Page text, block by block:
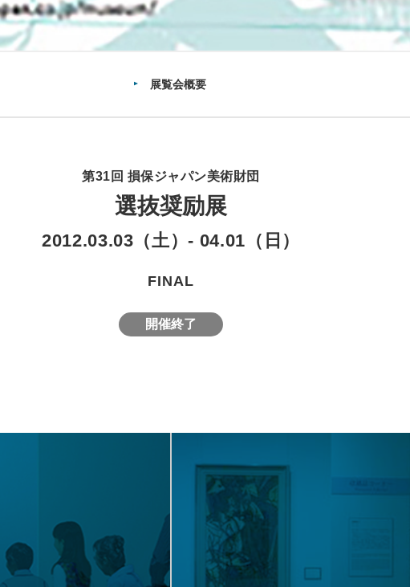
展覧会概要
第31回 損保ジャパン美術財団
選抜奨励展
2012.03.03（土）- 04.01（日）
FINAL
開催終了